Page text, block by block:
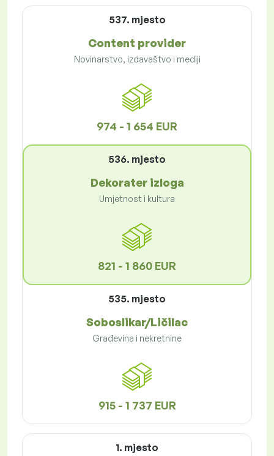
537. mjesto
Content provider
Novinarstvo, izdavaštvo i mediji
974 - 1 654 EUR
536. mjesto
Dekorater izloga
Umjetnost i kultura
821 - 1 860 EUR
535. mjesto
Soboslikar/Ličilac
Građevina i nekretnine
915 - 1 737 EUR
1. mjesto